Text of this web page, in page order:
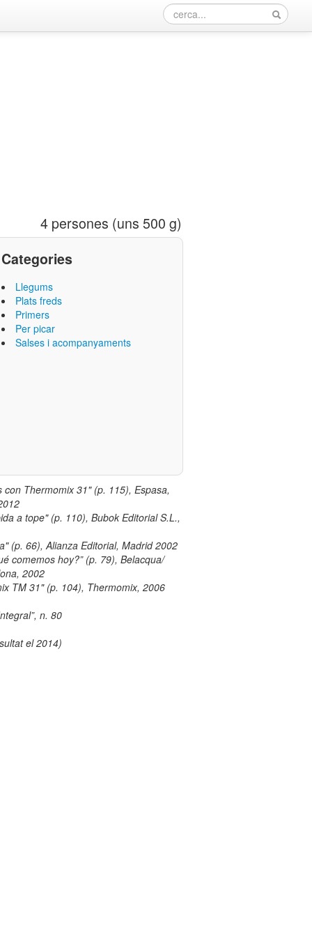
4 persones (uns 500 g)
Categories
Llegums
Plats freds
Primers
Per picar
Salses i acompanyaments
Thermomix 31" (p. 115), Espasa,
a tope" (p. 110), Bubok Editorial S.L.,
(p. 66), Alianza Editorial, Madrid 2002
comemos hoy?” (p. 79), Belacqua/
2002
TM 31" (p. 104), Thermomix, 2006
n. 80
el 2014)